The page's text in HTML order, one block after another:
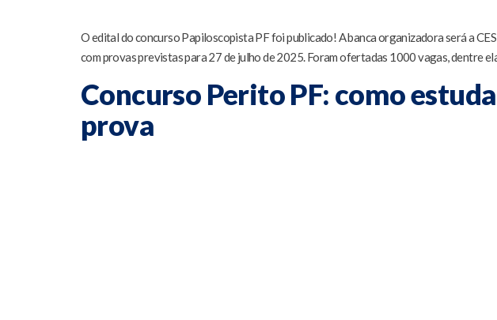
O edital do concurso Papiloscopista PF foi publicado! A banca organizadora será a
com provas previstas para 27 de julho de 2025. Foram ofertadas 1000 vagas, dentre
Concurso Perito PF: como
prova